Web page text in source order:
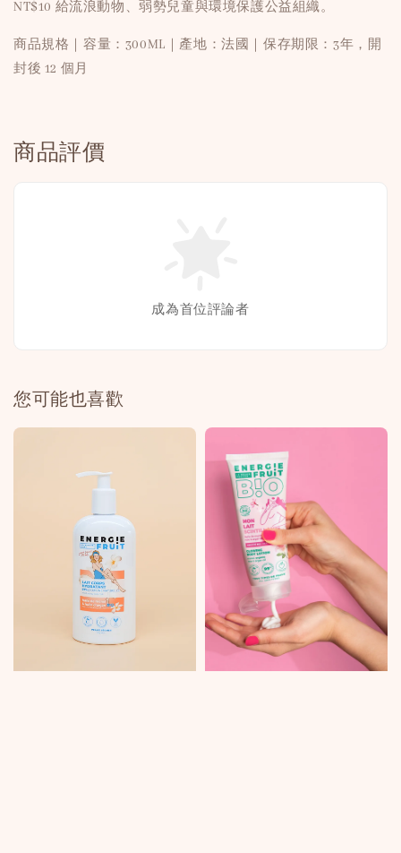
NT$10 給流浪動物、弱勢兒童與環境保護公益組織。
商品規格｜容量：300ML｜產地：法國｜保存期限：3年，開
封後 12 個月
商品評價
成為首位評論者
您可能也喜歡